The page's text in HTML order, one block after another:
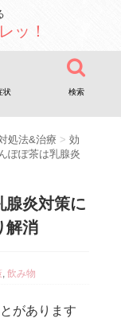
ッ！
状 検索
処法&治療 > 効
ぽぽ茶は乳腺炎
腺炎対策に
解消
, 飲み物
があります